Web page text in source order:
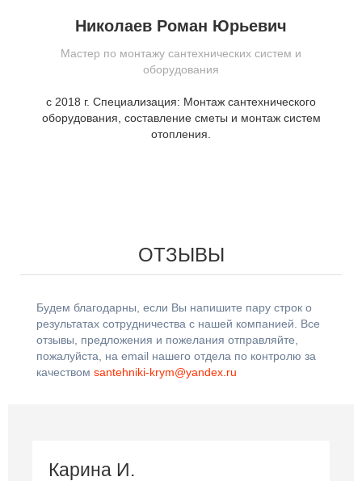
Николаев Роман Юрьевич
Мастер по монтажу сантехнических систем и
оборудования
с 2018 г. Специализация: Монтаж сантехнического
оборудования, составление сметы и монтаж систем
отопления.
ОТЗЫВЫ
Будем благодарны, если Вы напишите пару строк о
результатах сотрудничества с нашей компанией. Все
отзывы, предложения и пожелания отправляйте,
пожалуйста, на email нашего отдела по контролю за
качеством santehniki-krym@yandex.ru
Карина И.